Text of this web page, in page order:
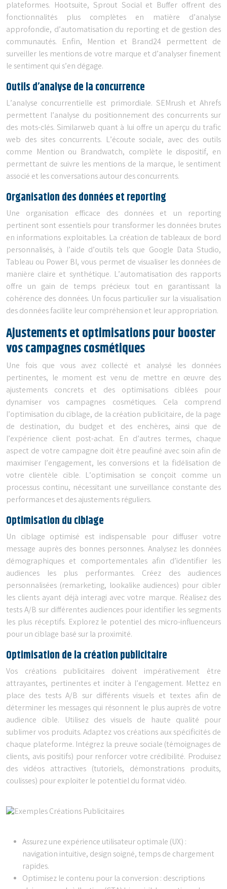
plateformes. Hootsuite, Sprout Social et Buffer offrent des
fonctionnalités plus complètes en matière d’analyse
approfondie, d’automatisation du reporting et de gestion des
communautés. Enfin, Mention et Brand24 permettent de
surveiller les mentions de votre marque et d’analyser finement
le sentiment qui s’en dégage.
Outils d’analyse de la concurrence
L’analyse concurrentielle est primordiale. SEMrush et Ahrefs
permettent l’analyse du positionnement des concurrents sur
des mots-clés. Similarweb quant à lui offre un aperçu du trafic
web des sites concurrents. L’écoute sociale, avec des outils
comme Mention ou Brandwatch, complète le dispositif, en
permettant de suivre les mentions de la marque, le sentiment
associé et les conversations autour des concurrents.
Organisation des données et reporting
Une organisation efficace des données et un reporting
pertinent sont essentiels pour transformer les données brutes
en informations exploitables. La création de tableaux de bord
personnalisés, à l’aide d’outils tels que Google Data Studio,
Tableau ou Power BI, vous permet de visualiser les données de
manière claire et synthétique. L’automatisation des rapports
offre un gain de temps précieux tout en garantissant la
cohérence des données. Un focus particulier sur la visualisation
des données facilite leur compréhension et leur appropriation.
Ajustements et optimisations pour booster
vos campagnes cosmétiques
Une fois que vous avez collecté et analysé les données
pertinentes, le moment est venu de mettre en œuvre des
ajustements concrets et des optimisations ciblées pour
dynamiser vos campagnes cosmétiques. Cela comprend
l’optimisation du ciblage, de la création publicitaire, de la page
de destination, du budget et des enchères, ainsi que de
l’expérience client post-achat. En d’autres termes, chaque
aspect de votre campagne doit être peaufiné avec soin afin de
maximiser l’engagement, les conversions et la fidélisation de
votre clientèle cible. L’optimisation se conçoit comme un
processus continu, nécessitant une surveillance constante des
performances et des ajustements réguliers.
Optimisation du ciblage
Un ciblage optimisé est indispensable pour diffuser votre
message auprès des bonnes personnes. Analysez les données
démographiques et comportementales afin d’identifier les
audiences les plus performantes. Créez des audiences
personnalisées (remarketing, lookalike audiences) pour cibler
les clients ayant déjà interagi avec votre marque. Réalisez des
tests A/B sur différentes audiences pour identifier les segments
les plus réceptifs. Explorez le potentiel des micro-influenceurs
pour un ciblage basé sur la proximité.
Optimisation de la création publicitaire
Vos créations publicitaires doivent impérativement être
attrayantes, pertinentes et inciter à l’engagement. Mettez en
place des tests A/B sur différents visuels et textes afin de
déterminer les messages qui résonnent le plus auprès de votre
audience cible. Utilisez des visuels de haute qualité pour
sublimer vos produits. Adaptez vos créations aux spécificités de
chaque plateforme. Intégrez la preuve sociale (témoignages de
clients, avis positifs) pour renforcer votre crédibilité. Produisez
des vidéos attractives (tutoriels, démonstrations produits,
coulisses) pour exploiter le potentiel du format vidéo.
Assurez une expérience utilisateur optimale (UX) :
navigation intuitive, design soigné, temps de chargement
rapides.
Optimisez le contenu pour la conversion : descriptions